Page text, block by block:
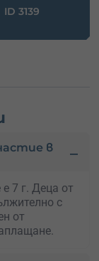
ID 3139
в
7 г. Деца от
с
от